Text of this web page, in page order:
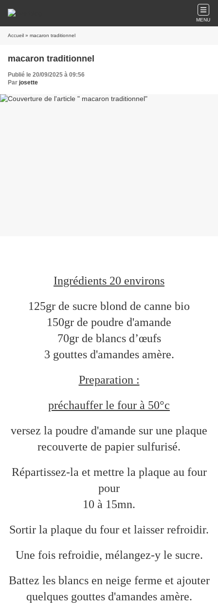
MENU
Accueil » macaron traditionnel
macaron traditionnel
Publié le 20/09/2025 à 09:56
Par josette
Ingrédients 20 environs
125gr de sucre blond de canne bio
150gr de poudre d'amande
70gr de blancs d’œufs
3 gouttes d'amandes amère.
Preparation :
préchauffer le four à 50°c
versez la poudre d'amande sur une plaque
recouverte de papier sulfurisé.
Répartissez-la et mettre la plaque au four
pour
10 à 15mn.
Sortir la plaque du four et laisser refroidir.
Une fois refroidie, mélangez-y le sucre.
Battez les blancs en neige ferme et ajouter
quelques gouttes d'amandes amère.